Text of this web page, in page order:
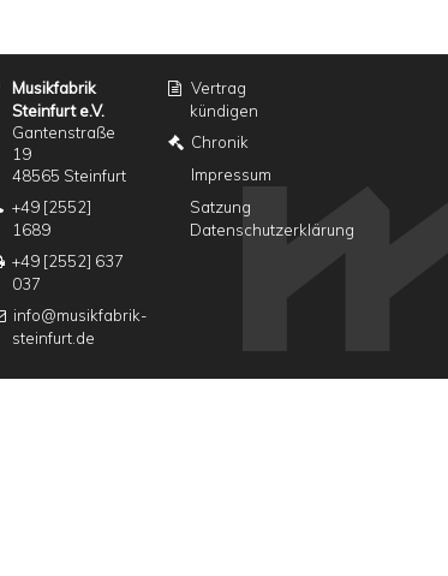
Musikfabrik
Steinfurt e.V.
Gantenstraße
19
48565 Steinfurt
+49 [2552]
1689
+49 [2552] 637
037
info@musikfabrik-
steinfurt.de
Vertrag
kündigen
Chronik
Impressum
Satzung
Datenschutzerklärung